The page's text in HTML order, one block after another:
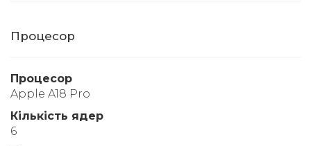
Процесор
Процесор
Apple A18 Pro
Кількість ядер
6